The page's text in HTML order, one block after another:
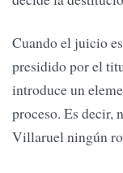
Cuando el juicio
presidido por el
introduce un
proceso. Es decir,
Villaruel ningún